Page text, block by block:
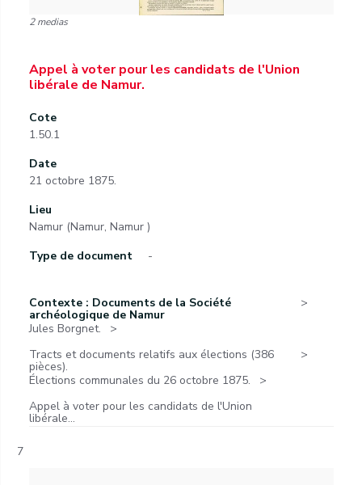
2 medias
Appel à voter pour les candidats de l'Union
libérale de Namur.
Cote
1.50.1
Date
21 octobre 1875.
Lieu
Namur (Namur, Namur )
Type de document
-
Contexte : Documents de la Société
archéologique de Namur
Jules Borgnet.
Tracts et documents relatifs aux élections (386
pièces).
Élections communales du 26 octobre 1875.
Appel à voter pour les candidats de l'Union
libérale...
7